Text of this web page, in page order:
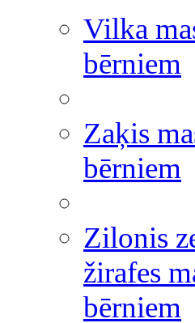
Vilka
bērniem
Zaķis
bērniem
Zilonis
žirafes
bērniem